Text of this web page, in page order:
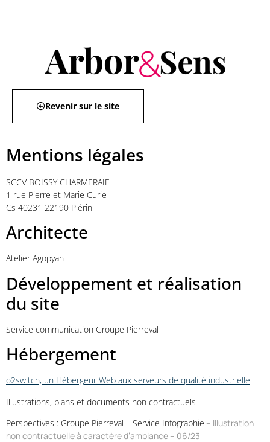
Revenir sur le site
Mentions légales
SCCV BOISSY CHARMERAIE
1 rue Pierre et Marie Curie
Cs 40231 22190 Plérin
Architecte
Atelier Agopyan
Développement et réalisation
du site
Service communication Groupe Pierreval
Hébergement
o2switch, un Hébergeur Web aux serveurs de qualité industrielle
Illustrations, plans et documents non contractuels
Perspectives : Groupe Pierreval – Service Infographie – Illustration
non contractuelle à caractère d’ambiance – 06/23